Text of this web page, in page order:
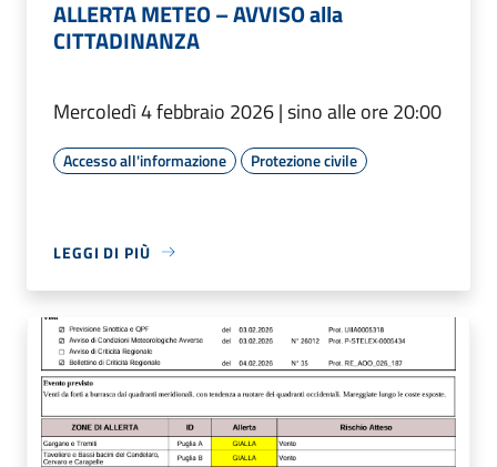
ALLERTA METEO – AVVISO alla
CITTADINANZA
Mercoledì 4 febbraio 2026 | sino alle ore 20:00
Accesso all'informazione Protezione civile
LEGGI DI PIÙ